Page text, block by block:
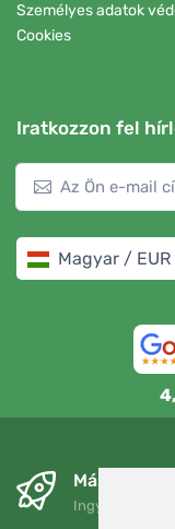
Személyes adatok
Cookies
Iratkozzon fel
Magyar / EUR
Másnapra
Ingyenes